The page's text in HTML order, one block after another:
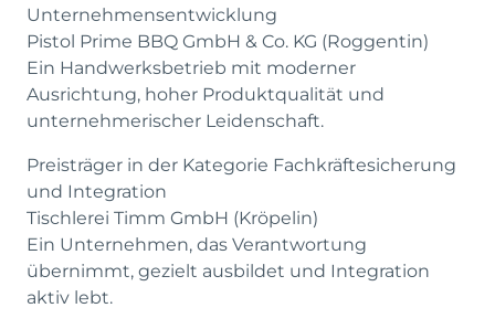
Unternehmensentwicklung
Pistol Prime BBQ GmbH & Co. KG (Roggentin)
Ein Handwerksbetrieb mit moderner
Ausrichtung, hoher Produktqualität und
unternehmerischer Leidenschaft.
Preisträger in der Kategorie Fachkräftesicherung
und Integration
Tischlerei Timm GmbH (Kröpelin)
Ein Unternehmen, das Verantwortung
übernimmt, gezielt ausbildet und Integration
aktiv lebt.